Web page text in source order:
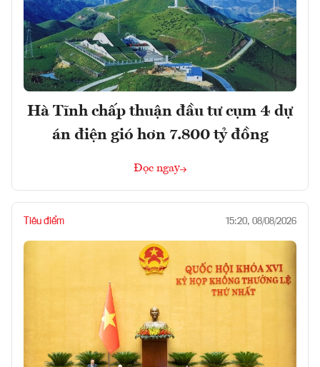
Hà Tĩnh chấp thuận đầu tư cụm 4 dự
án điện gió hơn 7.800 tỷ đồng
Đọc ngay
Tiêu điểm 15:20, 08/08/2026